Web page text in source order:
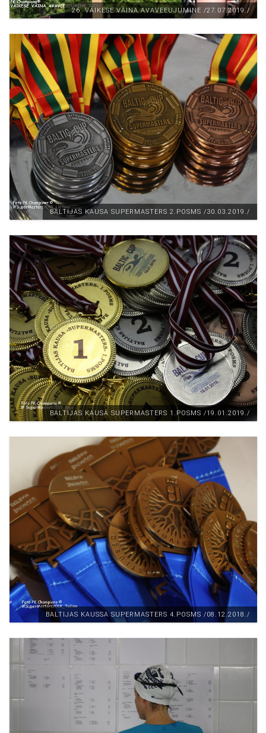
26. VÄIKESE VÄINA AVAVEEUJUMINE /27.07.2019./
BALTIJAS KAUSA SUPERMASTERS 2.POSMS /30.03.2019./
BALTIJAS KAUSA SUPERMASTERS 1.POSMS /19.01.2019./
BALTIJAS KAUSSA SUPERMASTERS 4.POSMS /08.12.2018./